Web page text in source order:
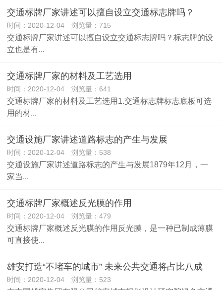
交通标牌厂家讲述可以擅自设立交通标志牌吗？
时间：2020-12-04 浏览量：715
交通标牌厂家讲述可以擅自设立交通标志牌吗？标志牌的设
立也是有...
​交通标牌厂家的材料及工艺选用
时间：2020-12-04 浏览量：641
交通标牌厂家的材料及工艺选用1.交通标志牌标志底板可选
用的材...
交通设施厂家讲述道路标志的产生与发展
时间：2020-12-04 浏览量：538
交通设施厂家讲述道路标志的产生与发展1879年12月，一
家当...
交通标牌厂家概述反光膜的作用
时间：2020-12-04 浏览量：479
交通标牌厂家概述反光膜的作用反光膜，是一种已制成薄膜
可直接使...
雄安打造“不堵车的城市” 未来公共交通将占比八成
时间：2020-12-04 浏览量：523